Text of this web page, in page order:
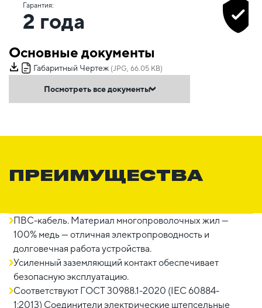
Гарантия:
2 года
Основные документы
Габаритный Чертеж (JPG, 66.05 KB)
Посмотреть все документы
ПРЕИМУЩЕСТВА
ПВС-кабель. Материал многопроволочных жил —
100% медь — отличная электропроводность и
долговечная работа устройства.
Усиленный заземляющий контакт обеспечивает
безопасную эксплуатацию.
Соответствуют ГОСТ 30988.1-2020 (IEC 60884-
1:2013) Соединители электричеcкие штепсельные